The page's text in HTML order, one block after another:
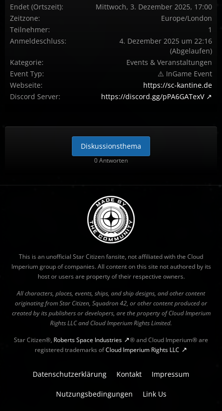
Endet (Ortszeit)
Mittwoch, 3. Dezember 2025, 17:00
Zeitzone
Europe/London
Teilnehmer
1
Anmeldeschluss
4. Dezember 2025 um 22:16
(Abgelaufen)
Kategorie
Events & Veranstaltungen
Event Typ
⚠️ InGame Event
Webseite
https://sc-kantine.de
Discord Server
https://discord.gg/pPA6GATexV
Diskussionsthema
0 Antworten
This is an unofficial Star Citizen fansite, not affiliated with the Cloud
Imperium group of companies. All content on this site not authored by its
host or users are property of their respective owners.
All characters, places, events, ships, and ship designs, and other content
originating from Star Citizen, Squadron 42, or other content produced or
created by its publishers or developers, are the property of Cloud Imperium
Rights LLC and Cloud Imperium Rights Limited.
Star Citizen®, Roberts Space Industries
® and Cloud Imperium® are
registered trademarks ofCloud Imperium Rights LLC
Datenschutzerklärung Kontakt Impressum
Nutzungsbedingungen Link Us